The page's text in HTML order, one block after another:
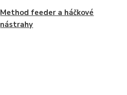
Method feeder a háčkové
nástrahy